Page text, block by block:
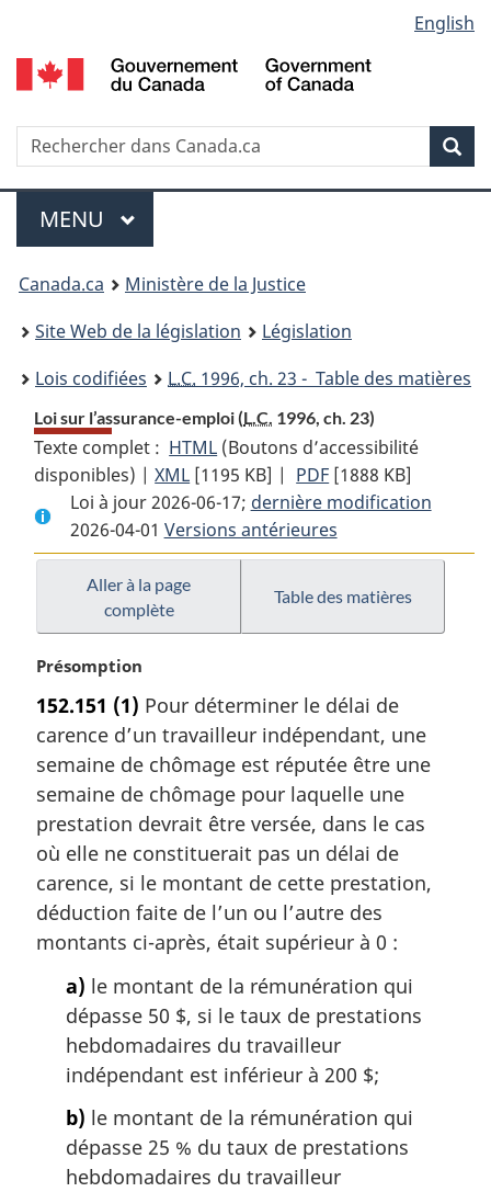
au
contenu
propos
de
la
HTML
simplifiée
selection
English
Recherche
Menu
MENU PRINCIPAL
You
are
here:
Canada.ca
Ministère de la Justice
Site Web de la législation
Législation
Lois codifiées
L.C. 1996, ch. 23 - Table des matières
Loi sur l’assurance-emploi (L.C. 1996, ch. 23)
Texte complet : HTML Texte
complet
:
Loi
sur
(Boutons d’accessibilité
disponibles) |XML Texte
complet
:
Loi
sur
emploi
[1195 KB] | PDF Texte
complet
:
Loi
emploi
[1888 KB]
Loi à jour 2026-06-17; dernière modification
2026-04-01 Versions antérieures
Aller à la page
complète
Table des matières
N
t
e
m
a
g
i
n
a
e
Présomption
152.151 (1) Pour déterminer le délai de
carence d’un travailleur indépendant, une
semaine de chômage est réputée être une
semaine de chômage pour laquelle une
prestation devrait être versée, dans le cas
où elle ne constituerait pas un délai de
carence, si le montant de cette prestation,
déduction faite de l’un ou l’autre des
montants ci-après, était supérieur à 0 :
a) le montant de la rémunération qui
dépasse 50 $, si le taux de prestations
hebdomadaires du travailleur
indépendant est inférieur à 200 $;
b) le montant de la rémunération qui
dépasse 25 % du taux de prestations
hebdomadaires du travailleur